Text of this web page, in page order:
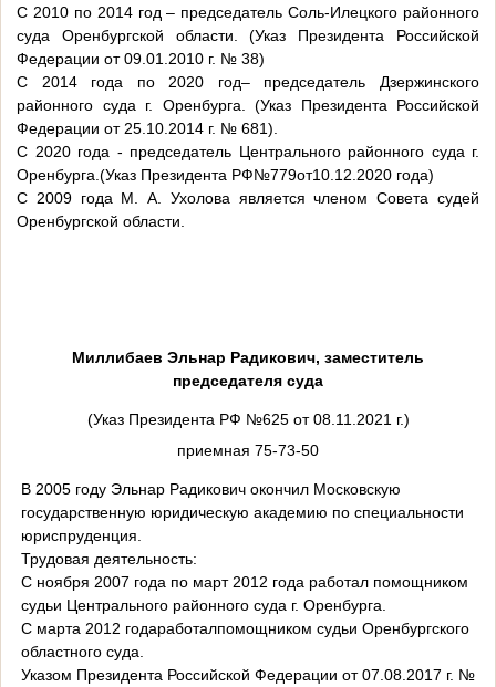
С 2010 по 2014 год – председатель Соль-Илецкого районного
суда Оренбургской области. (Указ Президента Российской
Федерации от 09.01.2010 г. № 38)
С 2014 года по 2020 год– председатель Дзержинского
районного суда г. Оренбурга. (Указ Президента Российской
Федерации от 25.10.2014 г. № 681).
С 2020 года - председатель Центрального районного суда г.
Оренбурга.(Указ Президента РФ№779от10.12.2020 года)
С 2009 года М. А. Ухолова является членом Совета судей
Оренбургской области.
Миллибаев Эльнар Радикович, заместитель
председателя суда
(Указ Президента РФ №625 от 08.11.2021 г.)
приемная 75-73-50
В 2005 году Эльнар Радикович окончил Московскую
государственную юридическую академию по специальности
юриспруденция.
Трудовая деятельность:
С ноября 2007 года по март 2012 года работал помощником
судьи Центрального районного суда г. Оренбурга.
С марта 2012 годаработалпомощником судьи Оренбургского
областного суда.
Указом Президента Российской Федерации от 07.08.2017 г. №